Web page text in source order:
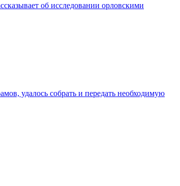
об исследовании орловскими
удалось собрать и передать необходимую